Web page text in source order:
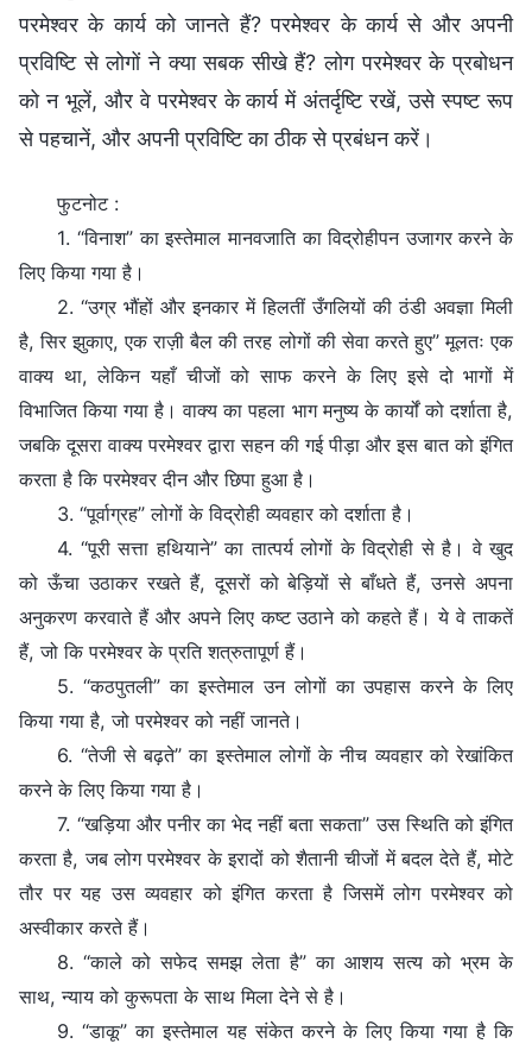
परमेश्वर के कार्य को जानते हैं? परमेश्वर के कार्य से और अपनी
प्रविष्टि से लोगों ने क्या सबक सीखे हैं? लोग परमेश्वर के प्रबोधन
को न भूलें, और वे परमेश्वर के कार्य में अंतर्दृष्टि रखें, उसे स्पष्ट रूप
से पहचानें, और अपनी प्रविष्टि का ठीक से प्रबंधन करें।
फुटनोट :
1. “विनाश” का इस्तेमाल मानवजाति का विद्रोहीपन उजागर करने के
लिए किया गया है।
2. “उग्र भौंहों और इनकार में हिलतीं उँगलियों की ठंडी अवज्ञा मिली
है, सिर झुकाए, एक राज़ी बैल की तरह लोगों की सेवा करते हुए” मूलतः एक
वाक्य था, लेकिन यहाँ चीजों को साफ करने के लिए इसे दो भागों में
विभाजित किया गया है। वाक्य का पहला भाग मनुष्य के कार्यों को दर्शाता है,
जबकि दूसरा वाक्य परमेश्वर द्वारा सहन की गई पीड़ा और इस बात को इंगित
करता है कि परमेश्वर दीन और छिपा हुआ है।
3. “पूर्वाग्रह” लोगों के विद्रोही व्यवहार को दर्शाता है।
4. “पूरी सत्ता हथियाने” का तात्पर्य लोगों के विद्रोही से है। वे खुद
को ऊँचा उठाकर रखते हैं, दूसरों को बेड़ियों से बाँधते हैं, उनसे अपना
अनुकरण करवाते हैं और अपने लिए कष्ट उठाने को कहते हैं। ये वे ताकतें
हैं, जो कि परमेश्वर के प्रति शत्रुतापूर्ण हैं।
5. “कठपुतली” का इस्तेमाल उन लोगों का उपहास करने के लिए
किया गया है, जो परमेश्वर को नहीं जानते।
6. “तेजी से बढ़ते” का इस्तेमाल लोगों के नीच व्यवहार को रेखांकित
करने के लिए किया गया है।
7. “खड़िया और पनीर का भेद नहीं बता सकता” उस स्थिति को इंगित
करता है, जब लोग परमेश्वर के इरादों को शैतानी चीजों में बदल देते हैं, मोटे
तौर पर यह उस व्यवहार को इंगित करता है जिसमें लोग परमेश्वर को
अस्वीकार करते हैं।
8. “काले को सफेद समझ लेता है” का आशय सत्य को भ्रम के
साथ, न्याय को कुरूपता के साथ मिला देने से है।
9. “डाकू” का इस्तेमाल यह संकेत करने के लिए किया गया है कि